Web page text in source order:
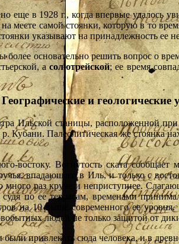
в 1928 г., когда впервые удалось
месте самой стоянки, которую в то
указывают на принадлежность ее
основательно решить вопрос о
асолютрейской; ее время
Географические и геологические
Ильской станицы, расположенной
Кубани. Палеолитическая же стоянка
востоку. Вогнутость ската
впадающего в Иль, и только с
много раз круче и неприступнее.
по ее террасам, временами
на 10 выше современного ее
людей не только защитой от
привлекать сюда человека, и в